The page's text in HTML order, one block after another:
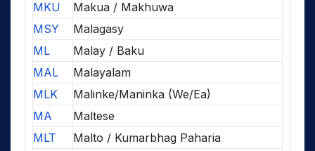
MKU
Makua / Makhuwa
MSY
Malagasy
ML
Malay / Baku
MAL
Malayalam
MLK
Malinke/Maninka (We/Ea)
MA
Maltese
MLT
Malto / Kumarbhag Paharia